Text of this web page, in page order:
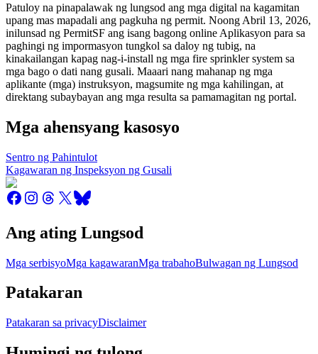
Patuloy na pinapalawak ng lungsod ang mga digital na kagamitan
upang mas mapadali ang pagkuha ng permit. Noong Abril 13, 2026,
inilunsad ng PermitSF ang isang bagong online Aplikasyon para sa
paghingi ng impormasyon tungkol sa daloy ng tubig, na
kinakailangan kapag nag-i-install ng mga fire sprinkler system sa
mga bago o dati nang gusali. Maaari nang mahanap ng mga
aplikante (mga) instruksyon, magsumite ng mga kahilingan, at
direktang subaybayan ang mga resulta sa pamamagitan ng portal.
Mga ahensyang kasosyo
Sentro ng Pahintulot
Kagawaran ng Inspeksyon ng Gusali
Ang ating Lungsod
Mga serbisyoMga kagawaranMga trabahoBulwagan ng Lungsod
Patakaran
Patakaran sa privacyDisclaimer